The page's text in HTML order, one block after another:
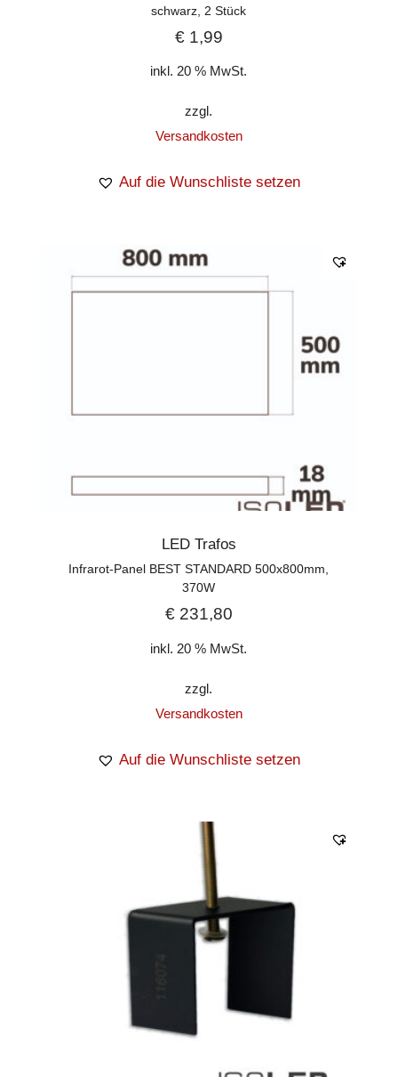
schwarz, 2 Stück
€1,99
inkl. 20 % MwSt.
zzgl.
Versandkosten
Auf die Wunschliste setzen
LED Trafos
Infrarot-Panel BEST STANDARD 500x800mm,
370W
€231,80
inkl. 20 % MwSt.
zzgl.
Versandkosten
Auf die Wunschliste setzen